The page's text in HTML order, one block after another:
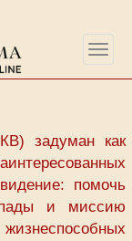
задуман как
помочь
и миссию